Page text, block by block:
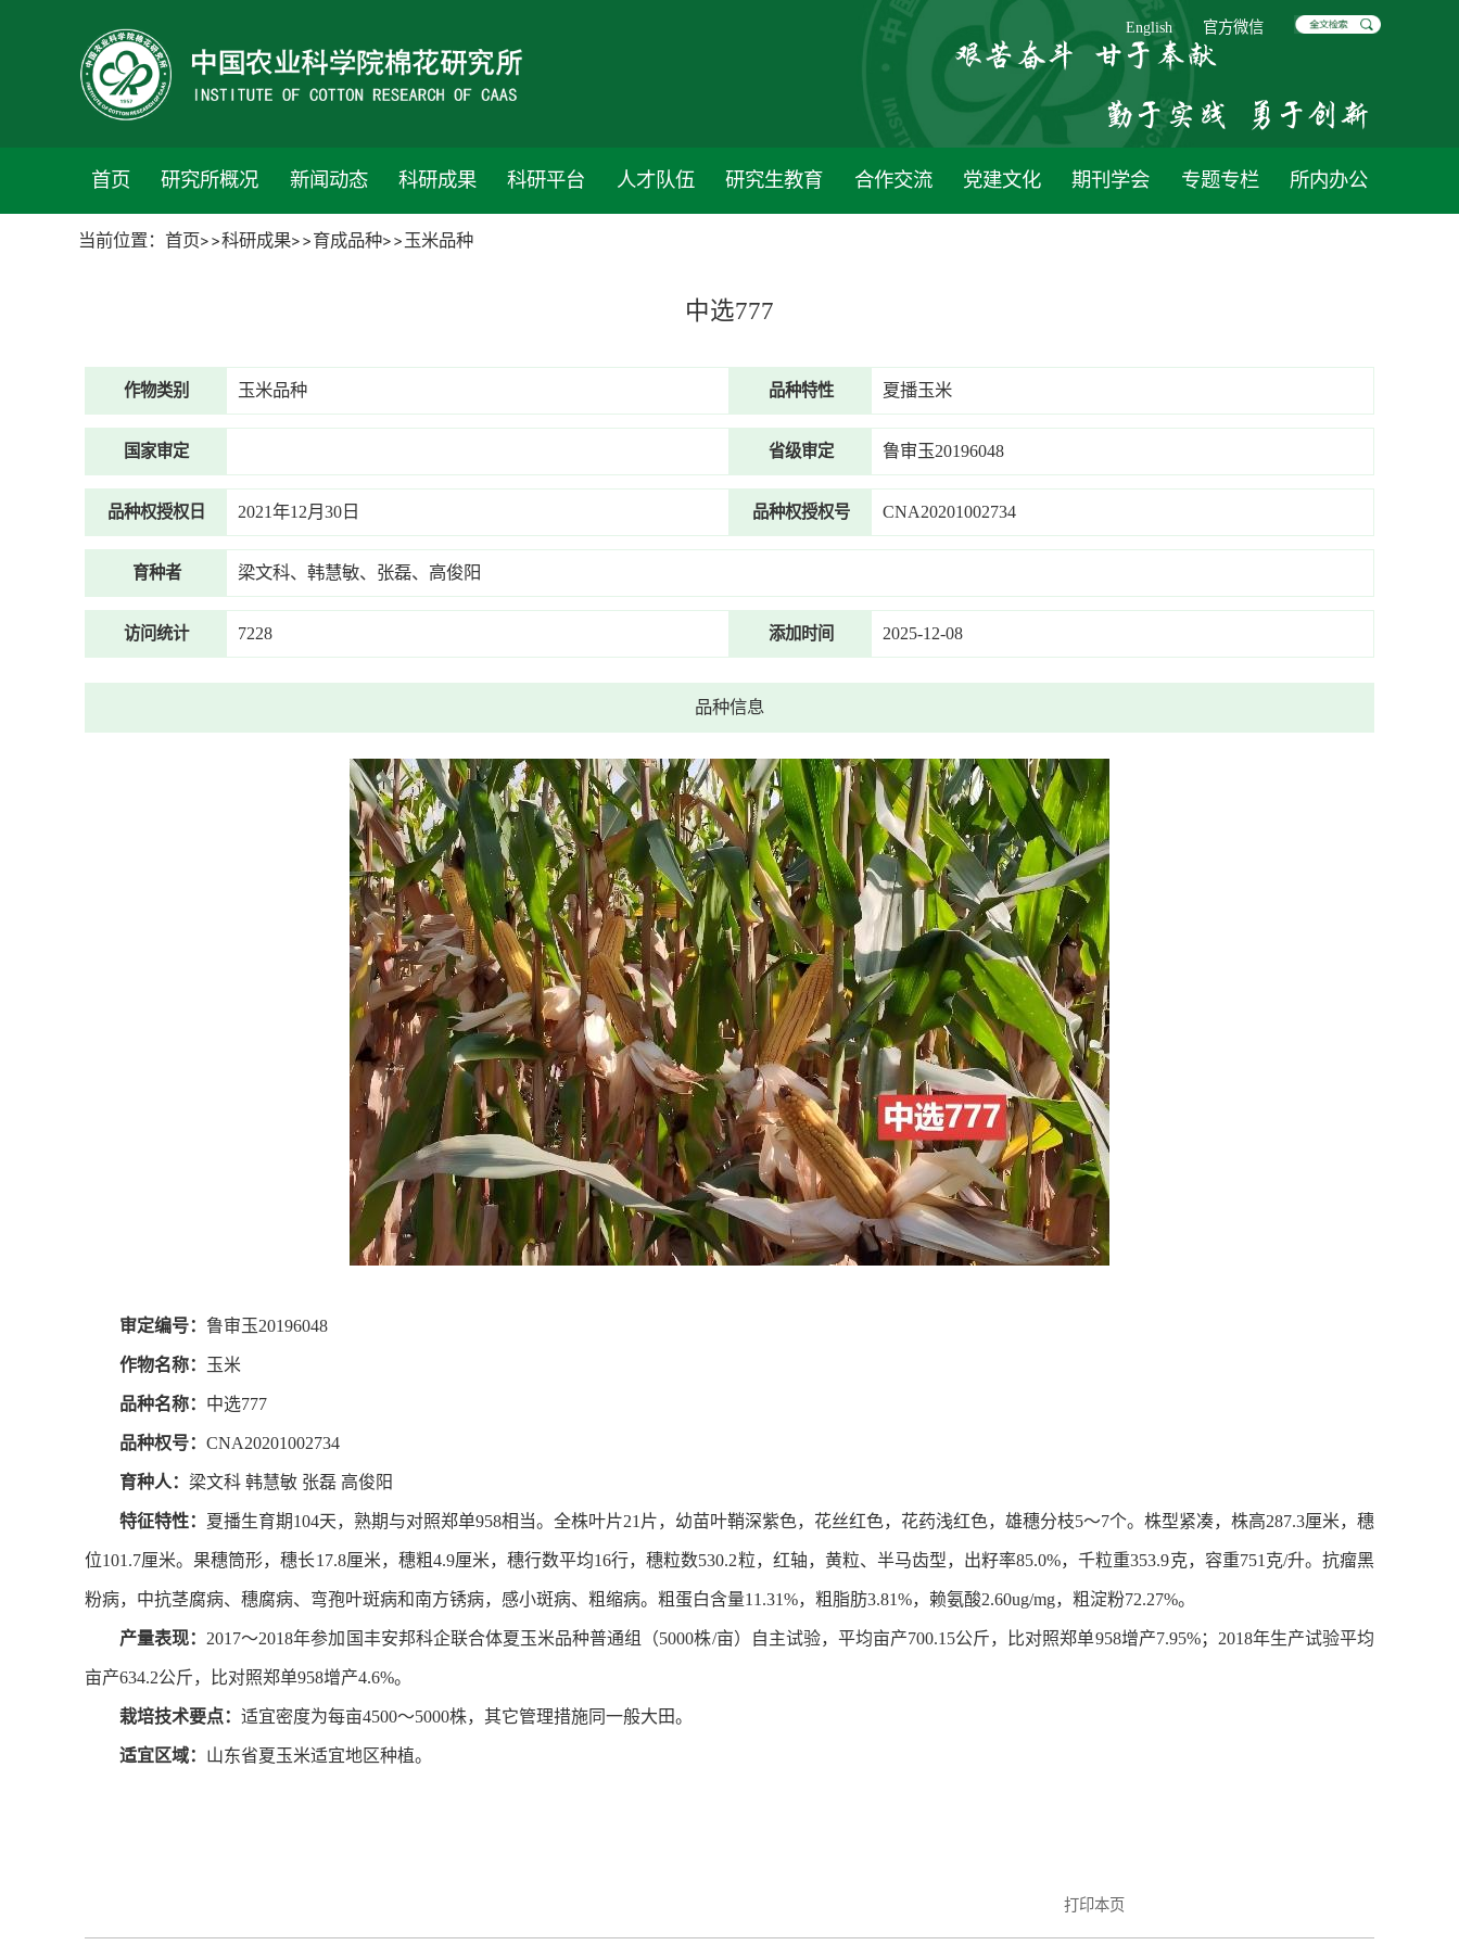
English 官方微信
首页 研究所概况 新闻动态 科研成果 科研平台 人才队伍 研究生教育 合作交流 党建文化 期刊学会 专题专栏 所内办公
当前位置： 首页 科研成果 育成品种 玉米品种
中选777
作物类别 玉米品种 品种特性 夏播玉米
国家审定 省级审定 鲁审玉20196048
品种权授权日 2021年12月30日 品种权授权号 CNA20201002734
育种者 梁文科、韩慧敏、张磊、高俊阳
访问统计 7228 添加时间 2025-12-08
品种信息
审定编号： 鲁审玉20196048
作物名称： 玉米
品种名称： 中选777
品种权号： CNA20201002734
育种人： 梁文科 韩慧敏 张磊 高俊阳
特征特性： 夏播生育期104天，熟期与对照郑单958相当。全株叶片21片，幼苗叶鞘深紫色，花丝红色，花药浅红色，雄穗分枝5～7个。株型紧凑，株高287.3厘米，穗
位101.7厘米。果穗筒形，穗长17.8厘米，穗粗4.9厘米，穗行数平均16行，穗粒数530.2粒，红轴，黄粒、半马齿型，出籽率85.0%，千粒重353.9克，容重751克/升。抗瘤黑
粉病，中抗茎腐病、穗腐病、弯孢叶斑病和南方锈病，感小斑病、粗缩病。粗蛋白含量11.31%，粗脂肪3.81%，赖氨酸2.60ug/mg，粗淀粉72.27%。
产量表现： 2017～2018年参加国丰安邦科企联合体夏玉米品种普通组（5000株/亩）自主试验，平均亩产700.15公斤，比对照郑单958增产7.95%；2018年生产试验平均
亩产634.2公斤，比对照郑单958增产4.6%。
栽培技术要点： 适宜密度为每亩4500～5000株，其它管理措施同一般大田。
适宜区域： 山东省夏玉米适宜地区种植。